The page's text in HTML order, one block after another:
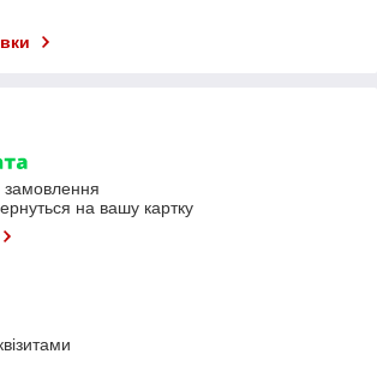
замовлення
на вашу картку